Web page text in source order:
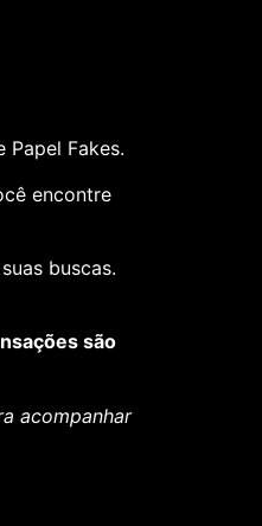
Fakes.
encontre
buscas.
são
acompanhar